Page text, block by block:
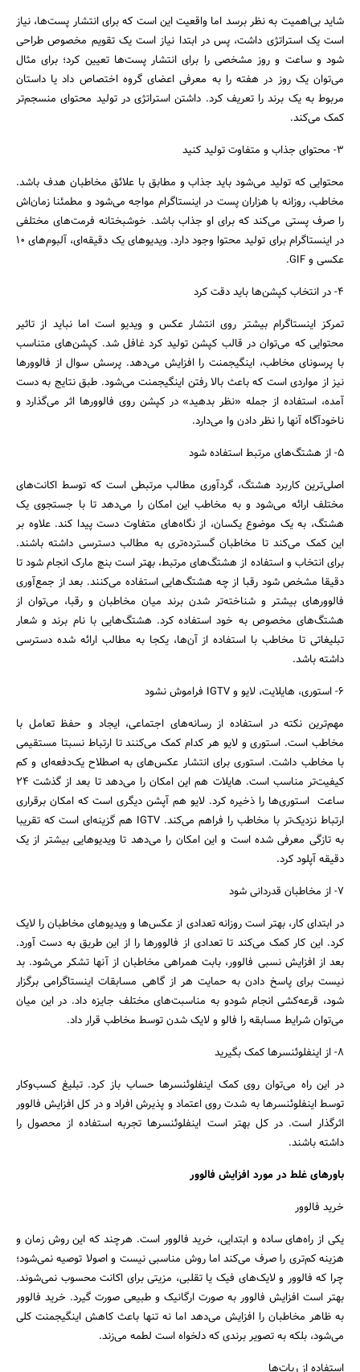
شاید بی‌اهمیت به نظر برسد اما واقعیت این است که برای انتشار پست‌ها، نیاز
است یک استراتژی داشت، پس در ابتدا نیاز است یک تقویم مخصوص طراحی
شود و ساعت و روز مشخصی را برای انتشار پست‌ها تعیین کرد؛ برای مثال
می‌توان یک روز در هفته را به معرفی اعضای گروه اختصاص داد یا داستان
مربوط به یک برند را تعریف کرد. داشتن استراتژی در تولید محتوای منسجم‌تر
کمک می‌کند.
3- محتوای جذاب و متفاوت تولید کنید
محتوایی که تولید می‌شود باید جذاب و مطابق با علائق مخاطبان هدف باشد.
مخاطب، روزانه با هزاران پست در اینستاگرام مواجه می‌شود و مطمئنا زمان‌اش
را صرف پستی می‌کند که برای او جذاب باشد. خوشبختانه فرمت‌های مختلفی
در اینستاگرام برای تولید محتوا وجود دارد. ویدیوهای یک دقیقه‌ای، آلبوم‌های 10
عکسی و GIF.
4- در انتخاب کپشن‌ها باید دقت کرد
تمرکز اینستاگرام بیشتر روی انتشار عکس و ویدیو است اما نباید از تاثیر
محتوایی که می‌توان در قالب کپشن تولید کرد غافل شد. کپشن‌های متناسب
با پرسونای مخاطب، اینگیجمنت را افزایش می‌دهد. پرسش سوال از فالوورها
نیز از مواردی است که باعث بالا رفتن اینگیجمنت می‌شود. طبق نتایج به دست
آمده، استفاده از جمله «نظر بدهید» در کپشن روی فالوورها اثر می‌گذارد و
ناخودآگاه آنها را نظر دادن وا می‌دارد.
5- از هشتگ‌های مرتبط استفاده شود
اصلی‌ترین کاربرد هشتگ، گردآوری مطالب مرتبطی است که توسط اکانت‌های
مختلف ارائه می‌شود و به مخاطب این امکان را می‌دهد تا با جستجوی یک
هشتگ، به یک موضوع یکسان، از نگاه‌های متفاوت دست پیدا کند. علاوه بر
این کمک می‌کند تا مخاطبان گسترده‌تری به مطالب دسترسی داشته باشند.
برای انتخاب و استفاده از هشتگ‌های مرتبط، بهتر است بنچ مارک انجام شود تا
دقیقا مشخص شود رقبا از چه هشتگ‌هایی استفاده می‌کنند. بعد از جمع‌آوری
فالوورهای بیشتر و شناخته‌تر شدن برند میان مخاطبان و رقبا، می‌توان از
هشتگ‌های مخصوص به خود استفاده کرد. هشتگ‌هایی با نام برند و شعار
تبلیغاتی تا مخاطب با استفاده از آن‌ها، یکجا به مطالب ارائه شده دسترسی
داشته باشد.
6- استوری، هایلایت، لایو و IGTV فراموش نشود
مهم‌ترین نکته در استفاده از رسانه‌های اجتماعی، ایجاد و حفظ تعامل با
مخاطب است. استوری و لایو هر کدام کمک می‌کنند تا ارتباط نسبتا مستقیمی
با مخاطب داشت. استوری برای انتشار عکس‌های به اصطلاح یک‌دفعه‌ای و کم
کیفیت‌تر مناسب است. هایلات هم این امکان را می‌دهد تا بعد از گذشت 24
ساعت استوری‌ها را ذخیره کرد. لایو هم آپشن دیگری است که امکان برقراری
ارتباط نزدیک‌تر با مخاطب را فراهم می‌کند. IGTV هم گزینه‌ای است که تقریبا
به تازگی معرفی شده است و این امکان را می‌دهد تا ویدیوهایی بیشتر از یک
دقیقه آپلود کرد.
7- از مخاطبان‌ قدردانی شود
در ابتدای کار، بهتر است روزانه تعدادی از عکس‌ها و ویدیوهای مخاطبان‌ را لایک
کرد. این کار کمک می‌کند تا تعدادی از فالوورها را از این طریق به دست آورد.
بعد از افزایش نسبی فالوور، بابت همراهی مخاطبان‌ از آنها تشکر می‌شود. بد
نیست برای پاسخ دادن به حمایت‌ هر از گاهی مسابقات اینستاگرامی برگزار
شود، قرعه‌کشی انجام شودو به مناسبت‌های مختلف جایزه داد. در این میان
می‌توان شرایط مسابقه را فالو و لایک شدن توسط مخاطب قرار داد.
8- از اینفلوئنسرها کمک بگیرید
در این راه می‌توان روی کمک اینفلوئنسرها حساب باز کرد. تبلیغ کسب‌وکار
توسط اینفلوئنسرها به شدت روی اعتماد و پذیرش افراد و در کل افزایش فالوور
اثرگذار است. در کل بهتر است اینفلوئنسرها تجربه استفاده از محصول را
داشته باشند.
باورهای غلط در مورد افزایش فالوور
خرید فالوور
یکی از راه‌های ساده و ابتدایی، خرید فالوور است. هرچند که این روش زمان و
هزینه کم‌تری را صرف می‌کند اما روش مناسبی نیست و اصولا توصیه نمی‌شود؛
چرا که فالوور و لایک‌های فیک یا تقلبی، مزیتی برای اکانت محسوب نمی‌شوند.
بهتر است افزایش فالوور به صورت ارگانیک و طبیعی صورت گیرد. خرید فالوور
به ظاهر مخاطبان را افزایش می‌دهد اما نه تنها باعث کاهش اینگیجمنت کلی
می‌شود، بلکه به تصویر برندی که دلخواه‌ است لطمه می‌زند.